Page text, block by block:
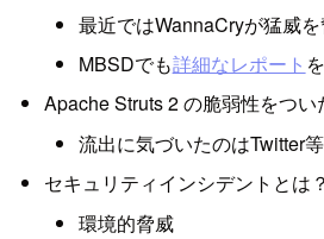
最近ではWannaCryが猛威
MBSDでも詳細なレポート
Apache Struts 2 の脆弱性をつ
流出に気づいたのはTwitter
セキュリティインシデントとは
環境的脅威